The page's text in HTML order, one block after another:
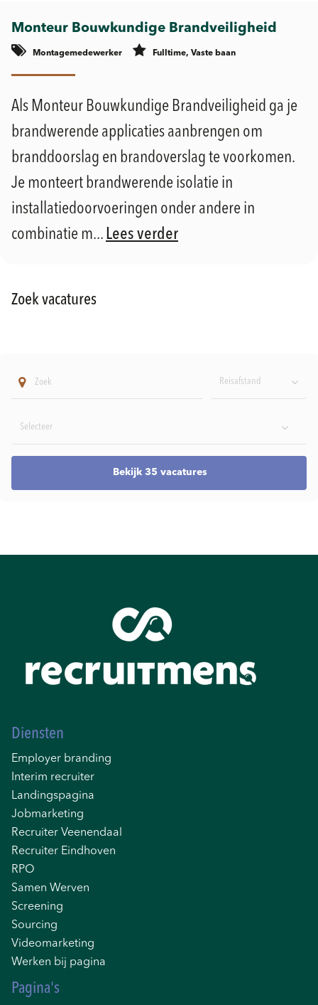
Monteur Bouwkundige Brandveiligheid
Montagemedewerker Fulltime, Vaste baan
Geldermalsen
Als Monteur Bouwkundige Brandveiligheid ga je
brandwerende applicaties aanbrengen om
branddoorslag en brandoverslag te voorkomen.
Je monteert brandwerende isolatie in
installatiedoorvoeringen onder andere in
combinatie m... Lees verder
Zoek vacatures
Reisafstand
Bekijk 35 vacatures
Diensten
Employer branding
Interim recruiter
Landingspagina
Jobmarketing
Recruiter Veenendaal
Recruiter Eindhoven
RPO
Samen Werven
Screening
Sourcing
Videomarketing
Werken bij pagina
Pagina's